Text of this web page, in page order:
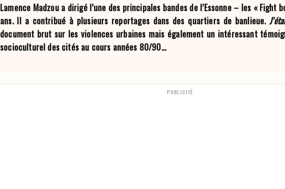
Lamence Madzou a dirigé l’une des principales bandes de l’Essonne – les « Fight
ans. Il a contribué à plusieurs reportages dans des quartiers de banlieue.
document brut sur les violences urbaines mais également un intéressant
socioculturel des cités au cours années 80/90…
PUBLICITÉ